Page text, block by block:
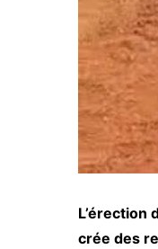
L’érection
crée des